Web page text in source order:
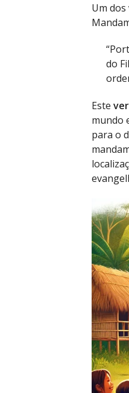
Um
do
Este
mundo
para o